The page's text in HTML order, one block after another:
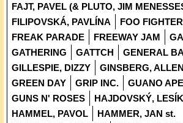
FAJT, PAVEL (& PLUTO, JIM
FILIPOVSKÁ, PAVLÍNA
FOO
FREAK PARADE
FREEWAY JAM
GATHERING
GATTCH
GENERAL
GILLESPIE, DIZZY
GINSBERG, ALLEN
GREEN DAY
GRIP INC.
GUANO
GUNS N' ROSES
HAJDOVSKÝ,
HAMMEL, PAVOL
HAMMER, JAN st.